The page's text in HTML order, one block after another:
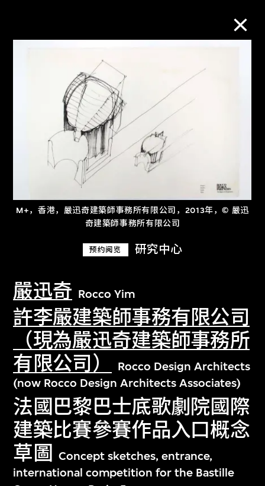
M+，香港，嚴迅奇建築師事務所有限公司，2013年，© 嚴迅
奇建築師事務所有限公司
预约阅览 研究中心
嚴迅奇 Rocco Yim
許李嚴建築師事務有限公司
（現為嚴迅奇建築師事務所
有限公司）
Rocco Design Architects
(now Rocco Design Architects Associates)
法國巴黎巴士底歌劇院國際
建築比賽參賽作品入口概念
草圖
Concept sketches, entrance,
international competition for the Bastille
M+藏品
进一步筛选
关于M+藏品
探索世界顶级的二十及二十一世纪视觉
文化藏品。